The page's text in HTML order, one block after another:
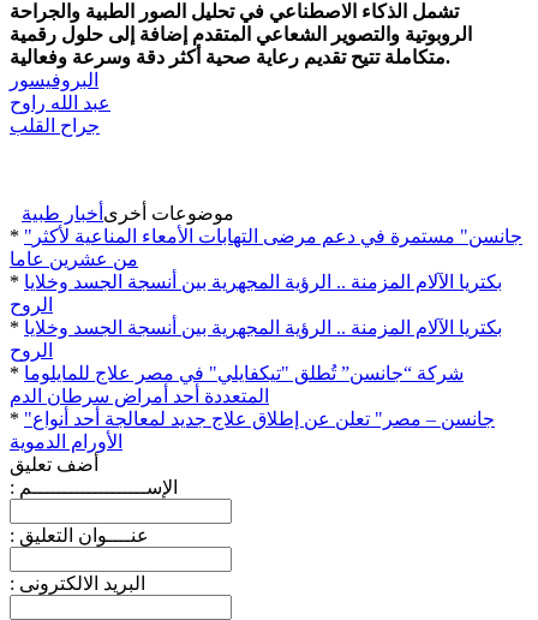
تشمل الذكاء الاصطناعي في تحليل الصور الطبية والجراحة
الروبوتية والتصوير الشعاعي المتقدم إضافة إلى حلول رقمية
متكاملة تتيح تقديم رعاية صحية أكثر دقة وسرعة وفعالية.
البروفيسور
عبد الله راوح
جراح القلب
موضوعات أخرى أخبار طبية
* "جانسن" مستمرة في دعم مرضى التهابات الأمعاء المناعية لأكثر
من عشرين عاما
* بكتريا الآلام المزمنة .. الرؤية المجهرية بين أنسجة الجسد وخلايا
الروح
* بكتريا الآلام المزمنة .. الرؤية المجهرية بين أنسجة الجسد وخلايا
الروح
* شركة “جانسن” تُطلق "تيكفايلي" في مصر علاج للمايلوما
المتعددة أحد أمراض سرطان الدم
* "جانسن – مصر" تعلن عن إطلاق علاج جديد لمعالجة أحد أنواع
الأورام الدموية
أضف تعليق
: الإســـــــــــــــــــم
: عنــــوان التعليق
: البريد الالكترونى